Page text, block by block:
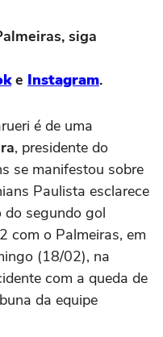
siga
e Instagram.
é de uma
, presidente do
se manifestou sobre
Paulista esclarece
do segundo gol
com o Palmeiras, em
(18/02), na
com a queda de
da equipe